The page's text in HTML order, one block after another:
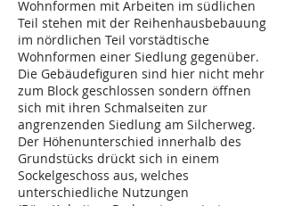
Wohnformen mit Arbeiten im südlichen
Teil stehen mit der Reihenhausbebauung
im nördlichen Teil vorstädtische
Wohnformen einer Siedlung gegenüber.
Die Gebäudefiguren sind hier nicht mehr
zum Block geschlossen sondern öffnen
sich mit ihren Schmalseiten zur
angrenzenden Siedlung am Silcherweg.
Der Höhenunterschied innerhalb des
Grundstücks drückt sich in einem
Sockelgeschoss aus, welches
unterschiedliche Nutzungen